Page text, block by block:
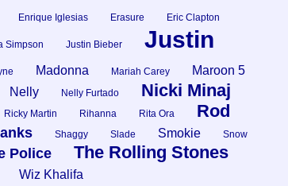
Enrique Iglesias Erasure Eric Clapton
Simpson Justin Bieber
Justin
Madonna Mariah Carey Maroon 5
Nelly Nelly Furtado Nicki Minaj
Ricky Martin Rihanna Rita Ora
Rod
Shaggy Slade Smokie Snow
Police The Rolling Stones
Wiz Khalifa